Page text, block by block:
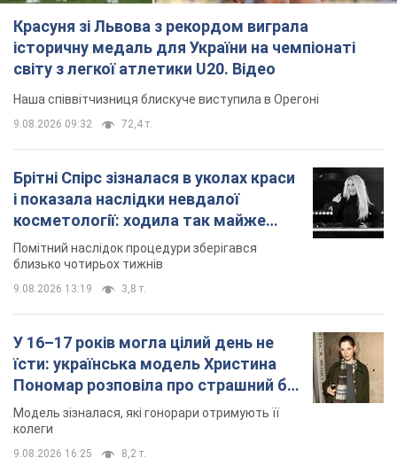
Красуня зі Львова з рекордом виграла
історичну медаль для України на чемпіонаті
світу з легкої атлетики U20. Відео
Наша співвітчизниця блискуче виступила в Орегоні
9.08.2026 09:32 72,4 т.
Брітні Спірс зізналася в уколах краси
і показала наслідки невдалої
косметології: ходила так майже
місяць
Помітний наслідок процедури зберігався
близько чотирьох тижнів
9.08.2026 13:19 3,8 т.
У 16–17 років могла цілий день не
їсти: українська модель Христина
Пономар розповіла про страшний бік
модельної кар’єри
Модель зізналася, які гонорари отримують її
колеги
9.08.2026 16:25 8,2 т.